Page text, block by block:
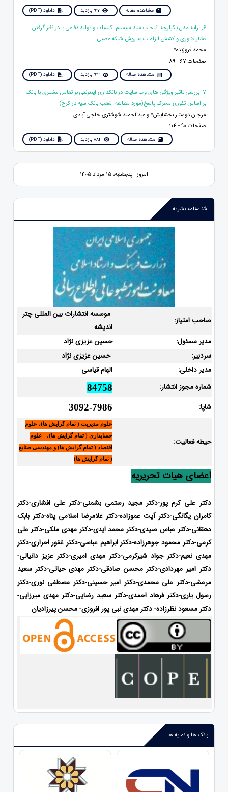
مشاهده مقاله 917 بازدید دانلود (PDF)
6. ارایه مدل یکپارچه انتخاب سبد سیستم اکتساب و تولید دفاعی با در نظر گرفتن
فشار فناوری و کشش الزامات به روش شبکه عصبی
محمد فروزنده*
صفحات 67 - 89
مشاهده مقاله 913 بازدید دانلود (PDF)
7. بررسی تاثیر ویژگی های وب سایت در بانکداری اینترنتی بر تعامل مشتری با بانک
بر اساس تئوری محرک-پاسخ(مورد مطالعه: شعب بانک سپه در کرج)
مرجان دوستار بخشایش* و عبدالحمید شوشتری حاجی آبادی
صفحات 90 - 104
مشاهده مقاله 884 بازدید دانلود (PDF)
امروز : پنجشنبه، ۱۵ مرداد ۱۴۰۵
شناسنامه نشریه
صاحب امتیاز:
موسسه انتشارات بین المللی چتر
اندیشه
مدیر مسئول:
حسین عزیزی نژاد
سردبیر:
حسین عزیزی نژاد
مدیر داخلی:
الهام قیاسی
شماره مجوز انتشار:
84758
شاپا:
3092-7986
حیطه فعالیت:
علوم مدیریت ( تمام گرایش ها)، علوم
حسابداری ( تمام گرایش ها)، علوم
اقتصاد ( تمام گرایش ها) و مهندسی صنایع
( تمام گرایش ها)
اعضای هیات تحریریه
دکتر علی کرم پور-دکتر مجید رستمی بشمنی-دکتر علی افشاری-دکتر
کامران یگانگی-دکتر آیت عموزاده-دکتر غلامرضا اسلامی پناه-دکتر بابک
دهقانی-دکتر عباس صیدی-دکتر محمد ایدی-دکتر مهدی ملکی-دکتر علی
کرمی-دکتر محمود جوهرزاده-دکتر ابراهیم عباسی-دکتر غفور احراری-دکتر
مهدی نعیم-دکتر جواد شیرکرمی-دکتر مهدی امیری-دکتر عزیز دانیالی-
دکتر امیر مهردادی-دکتر محسن صادقی-دکتر مهدی حیاتی-دکتر سعید
مرعشی-دکتر علی محمدی-دکتر امیر حسینی-دکتر مصطفی نوری-دکتر
رسول یاری-دکتر فرهاد احمدی-دکتر سعید رضایی-دکتر مهدی میرزایی-
دکتر مسعود نظرزاده- دکتر مهدی نبی پور افروزی- محسن پیرزادیان
بانک ها و نمایه ها